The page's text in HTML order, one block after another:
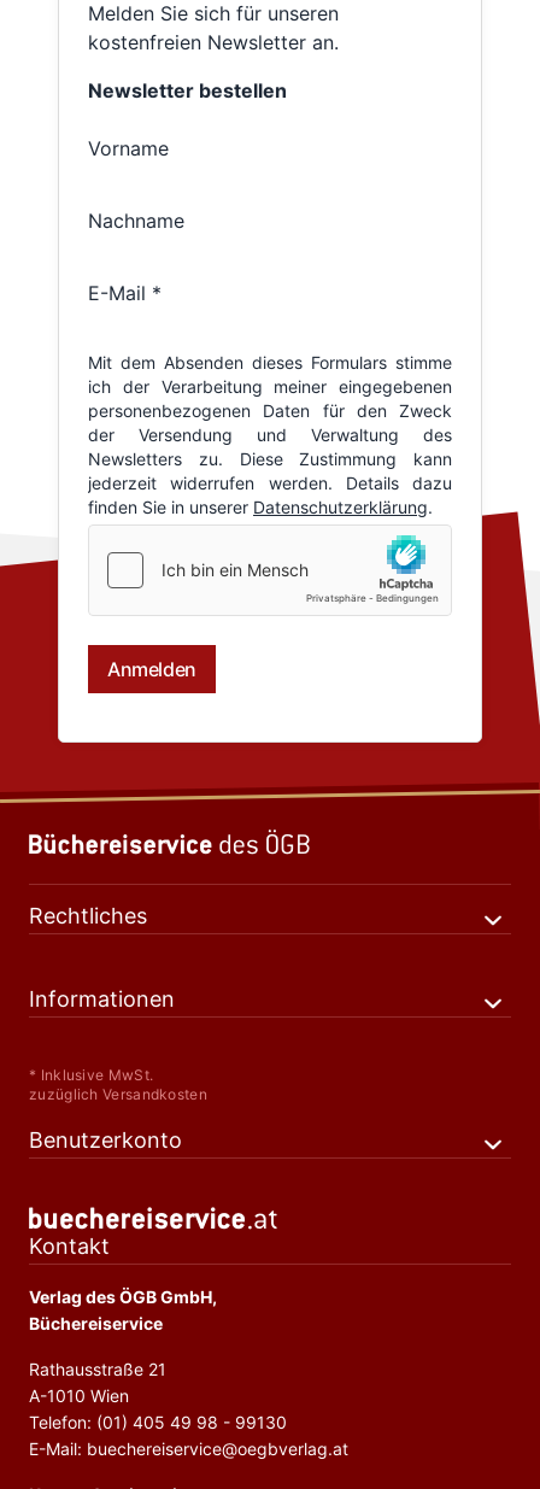
Melden Sie sich für unseren
kostenfreien Newsletter an.
Rechtliches
Informationen
* Inklusive MwSt.
zuzüglich Versandkosten
Benutzerkonto
Kontakt
Verlag des ÖGB GmbH,
Büchereiservice
Rathausstraße 21
A-1010 Wien
Telefon: (01) 405 49 98 - 99130
E-Mail: buechereiservice@oegbverlag.at